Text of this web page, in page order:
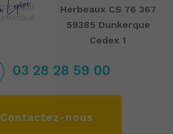
Herbeaux CS 76 367
59385 Dunkerque
Cedex 1
03 28 28 59 00
Contactez-nous